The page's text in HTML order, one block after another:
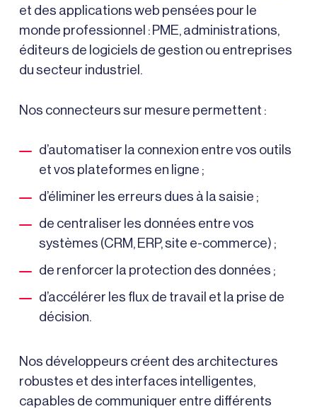
et des applications web pensées pour le
monde professionnel : PME, administrations,
éditeurs de logiciels de gestion ou entreprises
du secteur industriel.
Nos connecteurs sur mesure permettent :
d’automatiser la connexion entre vos outils
et vos plateformes en ligne ;
d’éliminer les erreurs dues à la saisie ;
de centraliser les données entre vos
systèmes (CRM, ERP, site e-commerce) ;
de renforcer la protection des données ;
d’accélérer les flux de travail et la prise de
décision.
Nos développeurs créent des architectures
robustes et des interfaces intelligentes,
capables de communiquer entre différents